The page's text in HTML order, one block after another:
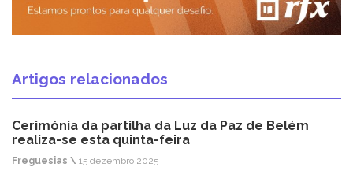
Artigos relacionados
Cerimónia da partilha da Luz da Paz de Belém
realiza-se esta quinta-feira
Freguesias \ 15 dezembro 2025